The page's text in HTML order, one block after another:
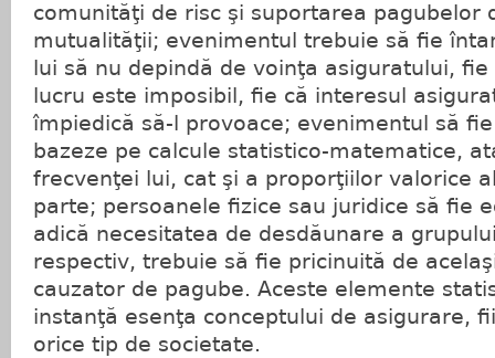
comunităţi de risc şi suportarea pagubelor
mutualităţii; evenimentul trebuie să fie
lui să nu depindă de voinţa asiguratului,
lucru este imposibil, fie că interesul
împiedică să-l provoace; evenimentul să
bazeze pe calcule statistico-matematice,
frecvenţei lui, cat şi a proporţiilor valorice
parte; persoanele fizice sau juridice să fie
adică necesitatea de desdăunare a
respectiv, trebuie să fie pricinuită de
cauzator de pagube. Aceste elemente
instanţă esenţa conceptului de asigurare,
orice tip de societate.